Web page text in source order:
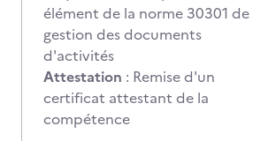
élément de la norme 30301 de
gestion des documents
d'activités
Attestation : Remise d'un
certificat attestant de la
compétence